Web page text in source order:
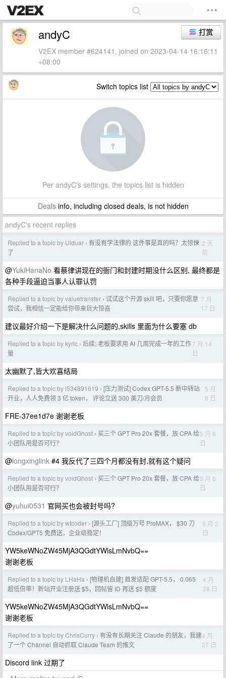
打赏
andyC
V2EX member #624141, joined on 2023-04-14 16:16:11
+08:00
Switch topics list
Per andyC's settings, the topics list is hidden
Dealsinfo, including closed deals, is not hidden
andyC's recent replies
Replied to a topic by Ulduar › 有没有学法律的 这件事是真的吗？太惊悚
了
2 天
前
@YukiHanaNo 看蔡律讲现在的衙门和封建时期没什么区别, 最终都是
各种手段逼迫当事人认罪认罚
Replied to a topic by valuetransfer › 试试这个开源 skill 吧，只要你愿意
尝试，我相信一定能给你带来巨大惊喜
7 月
17 日
建议最好介绍一下是解决什么问题的,skills 里面为什么要塞 db
Replied to a topic by kyric › 后续: 老板要求用 AI 几周完成一年的工作
量
7 月 14
日
太幽默了,皆大欢喜结局
Replied to a topic by l534891619 › [压力测试] Codex GPT-5.5 新中转站
开业，人人免费领 3 亿 token， 评论立送 300 美刀/月会员
5 月
8 日
FRE-37ee1d7e 谢谢老板
Replied to a topic by voidGhost › 买三个 GPT Pro 20x 套餐，放 CPA 给
小团队用是否可行？
5 月 6
日
@longxinglink #4 我反代了三四个月都没有封,就有这个疑问
Replied to a topic by voidGhost › 买三个 GPT Pro 20x 套餐，放 CPA 给
小团队用是否可行？
5 月 6
日
@yuhui0531 官网买也会被封号吗?
Replied to a topic by wtcoder › [源头工厂] 顶级万号 ProMAX， $30 刀
Codex/GPT5 免费送，企业级稳定！
5 月 2
日
YW5keWNoZW45MjA3QGdtYWlsLmNvbQ==
谢谢老板
Replied to a topic by LHaHa › [物理机自建] 首发适配 GPT-5.5， 0.065
超低倍率！新站开业注册送 $5，回帖留 ID 再送 $5 额度
4 月
28 日
YW5keWNoZW45MjA3QGdtYWlsLmNvbQ==
谢谢老板
Replied to a topic by ChrisCurry › 有没有长期关注 Claude 的朋友，我建
了一个 Channel 自动抓取 Claude Team 的推文
4 月
27 日
Discord link 过期了